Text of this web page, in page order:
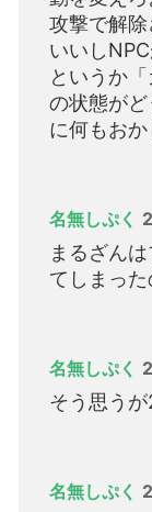
攻撃で解
いいし
というか
の状態が
に何もお
名無しぷく
まるざん
てしまっ
名無しぷく
そう思う
名無しぷく